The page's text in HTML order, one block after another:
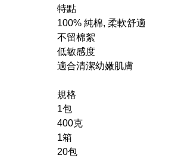
特點
100% 純棉, 柔軟舒適
不留棉絮
低敏感度
適合清潔幼嫩肌膚
規格
1包
400克
1箱
20包